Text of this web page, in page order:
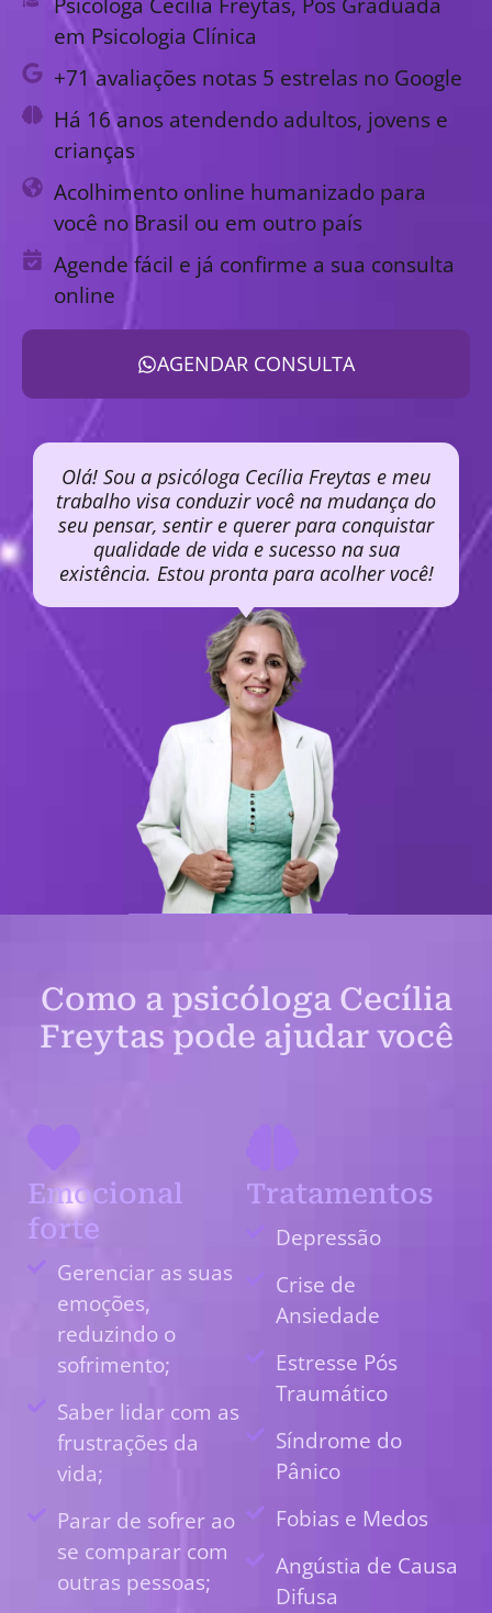
em Psicologia Clínica
+71 avaliações notas 5 estrelas no Google
Há 16 anos atendendo adultos, jovens e
crianças
Acolhimento online humanizado para
você no Brasil ou em outro país
Agende fácil e já confirme a sua consulta
online
AGENDAR CONSULTA
Olá! Sou a psicóloga Cecília Freytas e meu
trabalho visa conduzir você na mudança do
seu pensar, sentir e querer para conquistar
qualidade de vida e sucesso na sua
existência. Estou pronta para acolher você!
Como a psicóloga Cecília
Freytas pode ajudar você
Emocional
forte
Gerenciar as suas
emoções,
reduzindo o
sofrimento;
Saber lidar com as
frustrações da
vida;
Parar de sofrer ao
se comparar com
outras pessoas;
Tratamentos
Depressão
Crise de
Ansiedade
Estresse Pós
Traumático
Síndrome do
Pânico
Fobias e Medos
Angústia de Causa
Difusa